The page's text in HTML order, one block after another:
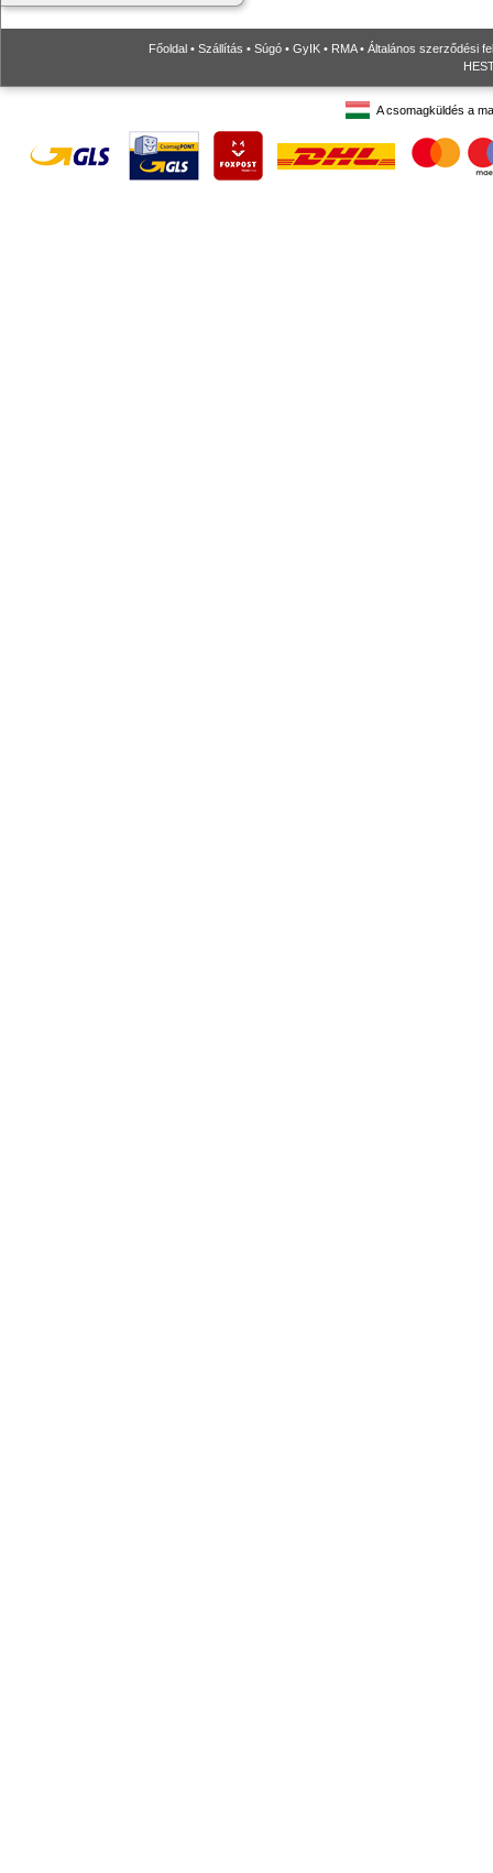
Főoldal • Szállítás • Súgó • GyIK • RMA• Általános szerződési
A csomagküldés a